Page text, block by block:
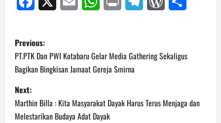
P
o
s
t
Previous:
PT.PTK Dan PWI Kotabaru Gelar Media Gathering Sekaligus
Bagikan Bingkisan Jamaat Gereja Smirna
Next:
Marthin Billa : Kita Masyarakat Dayak Harus Terus Menjaga dan
Melestarikan Budaya Adat Dayak